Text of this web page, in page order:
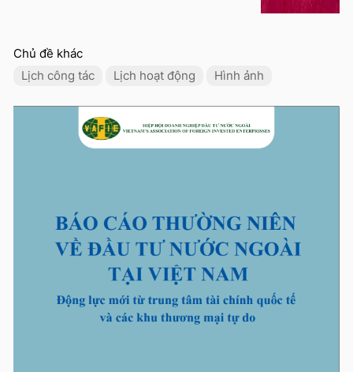
Chủ đề khác
Lịch công tác
Lịch hoạt động Hình ảnh